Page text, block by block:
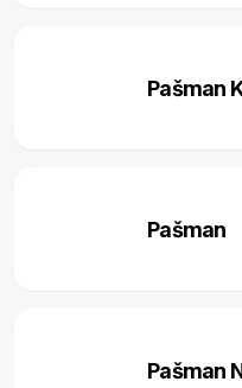
Pašman
Pašman
Pašman